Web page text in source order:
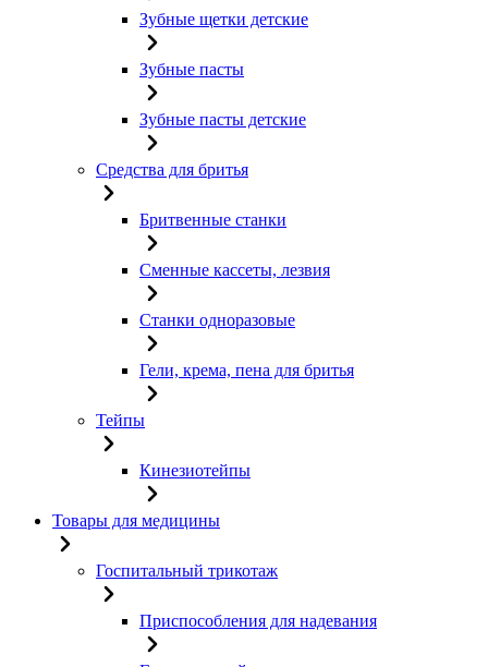
Зубные щетки детские
Зубные пасты
Зубные пасты детские
Средства для бритья
Бритвенные станки
Сменные кассеты, лезвия
Станки одноразовые
Гели, крема, пена для бритья
Тейпы
Кинезиотейпы
Товары для медицины
Госпитальный трикотаж
Приспособления для надевания